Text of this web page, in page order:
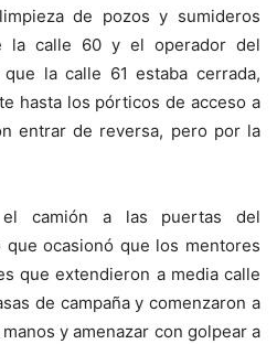
de pozos y sumideros
la calle 60 y el operador del
la calle 61 estaba cerrada,
hasta los pórticos de acceso a
entrar de reversa, pero por la
el camión a las puertas del
que ocasionó que los mentores
que extendieron a media calle
de campaña y comenzaron a
y amenazar con golpear a